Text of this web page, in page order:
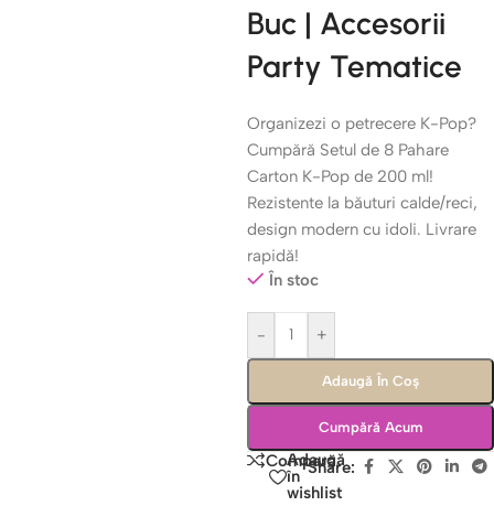
Buc | Accesorii
Party Tematice
Organizezi o petrecere K-Pop?
Cumpără Setul de 8 Pahare
Carton K-Pop de 200 ml!
Rezistente la băuturi calde/reci,
design modern cu idoli. Livrare
rapidă!
În stoc
- +
Adaugă În Coș
Cumpără Acum
Compară
Adaugă
în
wishlist
Share: